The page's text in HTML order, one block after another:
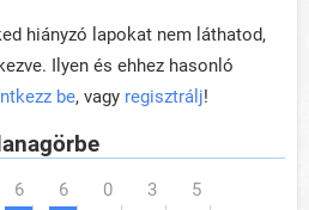
hiányzó lapokat nem láthatod,
Ilyen és ehhez hasonló
be, vagy regisztrálj!